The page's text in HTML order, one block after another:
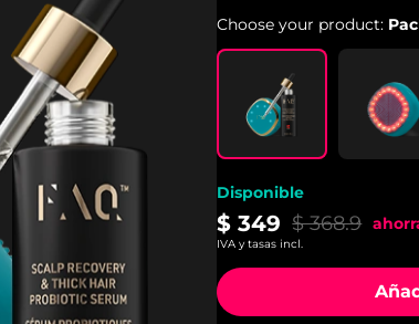
Choose your product:
Disponible
$ 349 $ 368.9
IVA y tasas incl.